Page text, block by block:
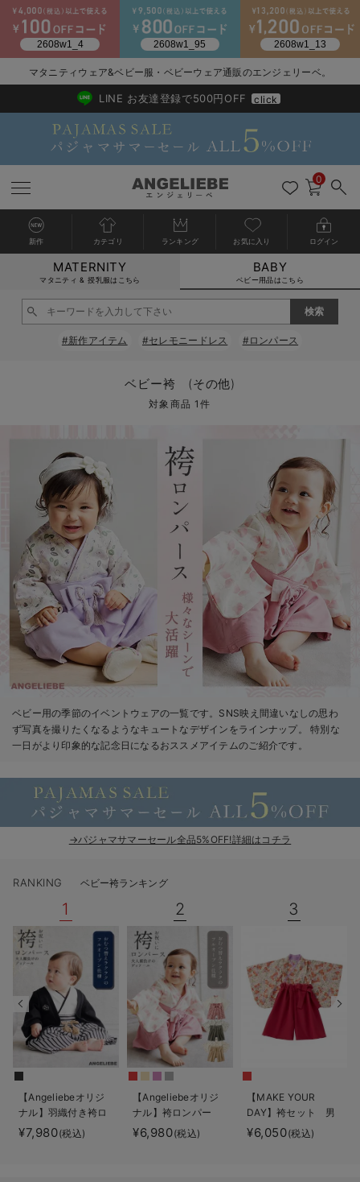
新生児服全て
ツーウェイオール・2WAYオール（新生児）
ベビー服全て
ロンパース・カバーオール
ベビー スカート
ベビートップス
ベビー アウター
ベビー セットアップ
スタイ・よだれかけ（新生児・ベビー）
ベビー帽子（新生児・乳児）
新生児スリーパー・ベビーパジャマ
ベビー リュック
シーズンアイテム全て
ベビー・新生児 寝具全て
ベビーベッド・布団 （ベビー・新生児）
ベビー 雑貨全て
ベビーチェア（ハイローチェア）・ベビーラック
ベビー安全グッズ
ベビーおもちゃ
メモリアルグッズ
授乳・調乳・お食事
哺乳瓶
赤ちゃん 洗剤・洗濯用品・お掃除
赤ちゃん お風呂・ベビースキンケア
お出かけグッズ全て
ベビー｜季節の特集全て
猛暑からベビーを守るひんやりグッズ
ベビー 夏のお役立ちグッズ特集
【素材別】ベビーロンパース特集
袴ロンパース特集
アウトレット全て
【アウトレット】ワンピース
【アウトレット】インナー
【アウトレット】ベビー
特集全て
抗菌防臭加工
冷房対策
接触冷感素材
Tシャツブラ
ブラトップ
親子セット
快適機能ウェア特集 トップス
快適機能ウェア特集 ボトムス
erbaviva（エルバビーバ）
ハレの日に着るANGELIEBEのセレモニー
便利な育児家電
Gift Selection 出産祝い
ロンパースはいつからいつまで使う？選ぶポイントも解説！
保育園・入園準備特集
デロンギ
入院準備の持ち物チェック
再入荷全て
再入荷｜インナー
戻る
送料無料アイテム全て
ワンピース
パジャマ
インナー
雑貨
ベビー
戻る
ブラキャミ おまとめ
MAX55%OFF ブラックフ
戻る
【37周年祭セール】
【37周年祭セール】
戻る
気温差別オススメア
【15℃】3月下旬～
戻る
動きやすく着回しで
戻る
強撚スムース(コスパ
戻る
マタニティウェア
【おまとめ割】パジ
戻る
こだわりの履き心地
カジュアル
戻る
ジャケット派
きれいめ美脚パンツ派
ツィード派
王道シンプル派
セットアップ派
戻る
出産準備応援割全て
マタニティパジャマ
戻る
【オフィスカジュア
戻る
レギンスタイプ
戻る
【フォーマル】ワン
戻る
【ベビー】長袖
戻る
ハンカチ
セット
戻る
快適ウェア10%OFF
快適ウェア10%OFF
戻る
春のマタニティワン
セットアップ・ レイ
ジャンパースカート/
ワーク・オフィス
カジュアル
フォーマル / オケー
あったかアイテム｜
戻る
Gift Selection 出産
〜3,000円（税込）
10,001円（税込）〜
女の子におススメの
男の子におススメの
定番ギフト
もらって嬉しいギフト
かわいくておもしろ
何枚あっても嬉しい
長く使えるアイテム
戻る
冬の冷え対策インナ
薄くてあったか
レギンス・タイツ
カップ付きインナー
あったか度◎
裏起毛素材
戻る
入院準備の持ち物チ
入院してすぐ使うグ
戻る
冬のあったか特集全て
【冬のあったか特集
【冬のあったか特集
マタニティウェア&ベビー服・ベビーウェア通販のエンジェリーベ。
2026/NewArrival
送料495円(一部地域を除く) 7,700円以上で送料無料
LINE お友達登録で500円OFF click
0
新作 カテゴリ ランキング お気に入り ログイン
MATERNITY
マタニティ & 授乳服はこちら
BABY
ベビー用品はこちら
#新作アイテム #セレモニードレス #ロンパース
ベビー袴 (その他)
対象商品 1件
ベビー用の季節のイベントウェアの一覧です。SNS映え間違いなしの思わ
ず写真を撮りたくなるようなキュートなデザインをラインナップ。 特別な
一日がより印象的な記念日になるおススメアイテムのご紹介です。
→パジャマサマーセール全品5%OFF!詳細はコチラ
RANKING ベビー袴ランキング
1
【Angeliebeオリジ
ナル】羽織付き袴ロ
ンパース 男の子
¥7,980(税込)
2
【Angeliebeオリジ
ナル】袴ロンパー
ス 男の子 女の子
¥6,980(税込)
3
【MAKE YOUR
DAY】袴セット 男
の子 女の子
¥6,050(税込)
カートに入れる
閉じる